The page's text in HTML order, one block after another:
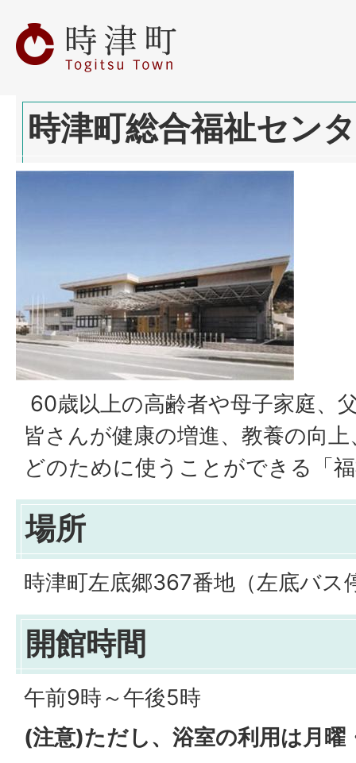
時津町総合福祉セン
60歳以上の高齢者や母子家庭、
皆さんが健康の増進、教養の向
どのために使うことができる「
場所
時津町左底郷367番地（左底バス
開館時間
午前9時～午後5時
(注意)ただし、浴室の利用は月曜